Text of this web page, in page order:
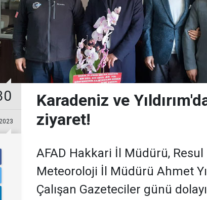
Karadeniz ve
ziyaret!
AFAD Hakkari İl Müdürü,
Meteoroloji İl Müdürü Ahmet
Çalışan Gazeteciler günü